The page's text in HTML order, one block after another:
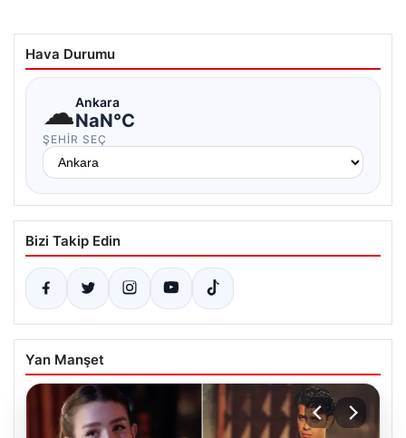
Hava Durumu
☁Ankara
NaN°C
ŞEHIR SEÇ
Bizi Takip Edin
Yan Manşet